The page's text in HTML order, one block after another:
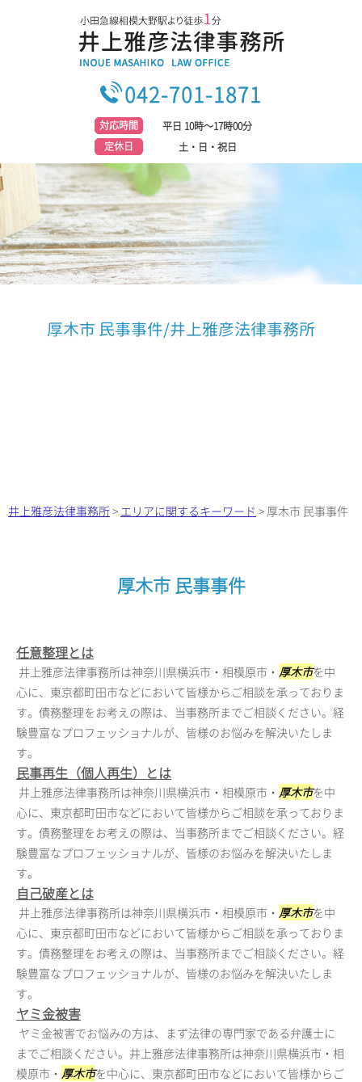
042-701-1871
対応時間
平日 10時～17時00分
定休日
土・日・祝日
厚木市 民事事件/井上雅彦法律事務所
井上雅彦法律事務所> エリアに関するキーワード > 厚木市 民事事件
厚木市 民事事件
任意整理とは
井上雅彦法律事務所は神奈川県横浜市・相模原市・ 厚木市を中
心に、東京都町田市などにおいて皆様からご相談を承っておりま
す。債務整理をお考えの際は、当事務所までご相談ください。経
験豊富なプロフェッショナルが、皆様のお悩みを解決いたしま
す。
民事再生（個人再生）とは
井上雅彦法律事務所は神奈川県横浜市・相模原市・ 厚木市を中
心に、東京都町田市などにおいて皆様からご相談を承っておりま
す。債務整理をお考えの際は、当事務所までご相談ください。経
験豊富なプロフェッショナルが、皆様のお悩みを解決いたしま
す。
自己破産とは
井上雅彦法律事務所は神奈川県横浜市・相模原市・ 厚木市を中
心に、東京都町田市などにおいて皆様からご相談を承っておりま
す。債務整理をお考えの際は、当事務所までご相談ください。経
験豊富なプロフェッショナルが、皆様のお悩みを解決いたしま
す。
ヤミ金被害
ヤミ金被害でお悩みの方は、まず法律の専門家である弁護士に
までご相談ください。井上雅彦法律事務所は神奈川県横浜市・相
模原市・ 厚木市を中心に、東京都町田市などにおいて皆様からご